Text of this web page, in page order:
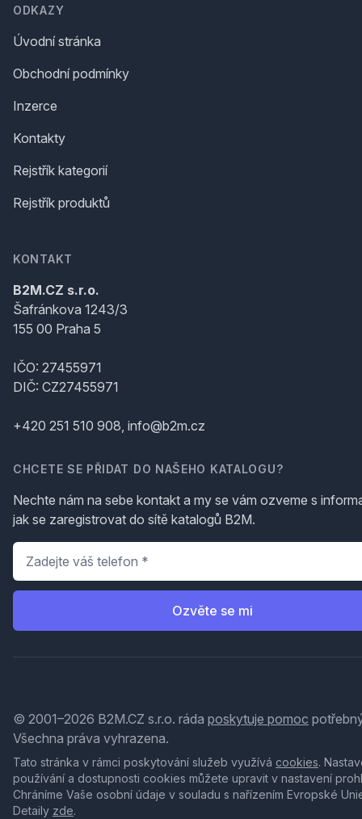
ODKAZY
Úvodní stránka
Obchodní podmínky
Inzerce
Kontakty
Rejstřík kategorií
Rejstřík produktů
KONTAKT
B2M.CZ s.r.o.
Šafránkova 1243/3
155 00 Praha 5
IČO: 27455971
DIČ: CZ27455971
+420 251 510 908, info@b2m.cz
CHCETE SE PŘIDAT DO NAŠEHO KATALOGU?
Nechte nám na sebe kontakt a my se vám ozveme s
jak se zaregistrovat do sítě katalogů B2M.
Telefon
Ozvěte se mi
© 2001–2026 B2M.CZ s.r.o. ráda poskytuje pomoc
Všechna práva vyhrazena.
Tato stránka v rámci poskytování služeb využívá cookies.
používání a dostupnosti cookies můžete upravit v nastavení
Chráníme Vaše osobní údaje v souladu s nařízením Evropské
Detaily zde.